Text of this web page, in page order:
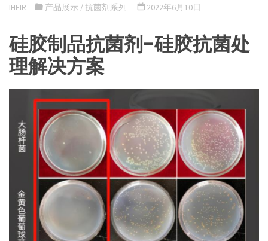
IHEIR 产品展示 /抗菌剂系列 2022年6月10日
硅胶制品抗菌剂-硅胶抗菌处
理解决方案